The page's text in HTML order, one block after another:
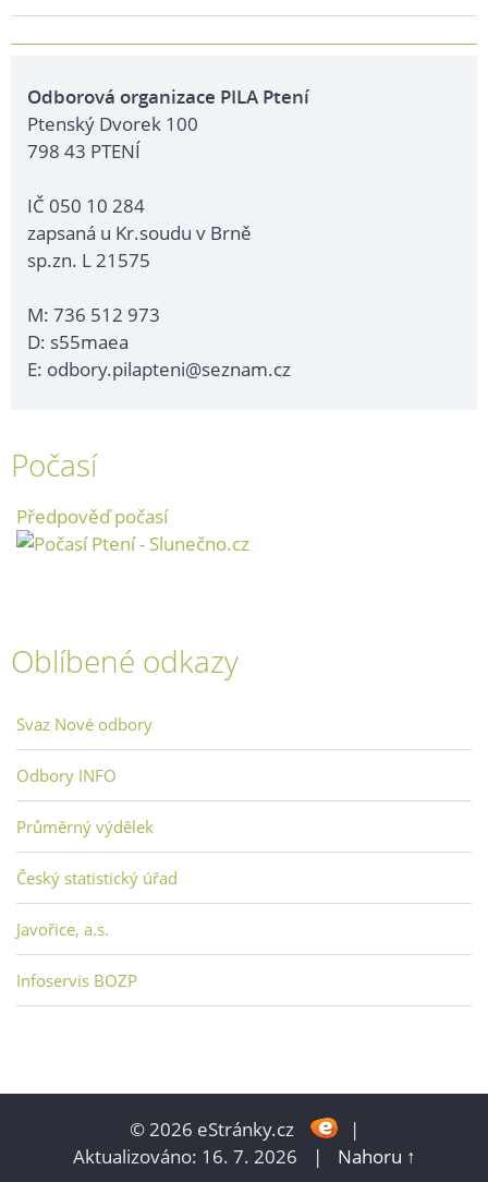
Odborová organizace PILA Ptení
Ptenský Dvorek 100
798 43 PTENÍ
IČ 050 10 284
zapsaná u Kr.soudu v Brně
sp.zn. L 21575
M: 736 512 973
D: s55maea
E: odbory.pilapteni@seznam.cz
Počasí
Předpověď počasí
Oblíbené odkazy
Svaz Nové odbory
Odbory INFO
Průměrný výdělek
Český statistický úřad
Javořice, a.s.
Infoservis BOZP
© 2026 eStránky.cz
|
Aktualizováno: 16. 7. 2026
| Nahoru ↑